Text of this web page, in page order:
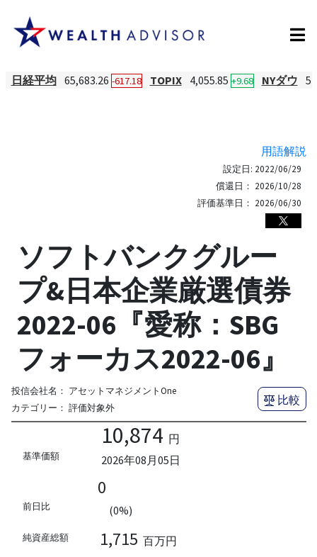
日経平均 65,683.26 -617.18 TOPIX 4,055.85 +9.68 NYダウ
用語解説
設定日: 2022/06/29
償還日： 2026/10/28
評価基準日： 2026/06/30
ソフトバンクグルー
プ&日本企業厳選債券
2022-06『愛称：SBG
フォーカス2022-06』
投信会社名： アセットマネジメントOne
カテゴリー： 評価対象外
比較
基準価額
10,874 円
2026年08月05日
前日比
0
(0%)
純資産総額 1,715 百万円